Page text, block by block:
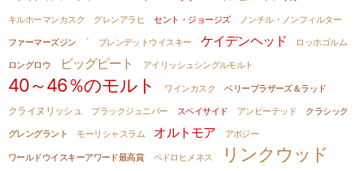
キルホーマンカスク
グレンアラヒ セント・ジョージズ
ノンチル・ノンフィルター
ファーマーズジン
` ブレンデットウイスキー ケイデンヘッド
ロッホゴルム
ロングロウ
ビッグピート アイリッシュシングルモルト
40～46％のモルト ワインカスク ベリーブラザーズ＆ラッド
クライヌリッシュ ブラックジュニパー スペイサイド アンピーテッド
クラシック
グレングラント
モーリシャスラム オルトモア アポジー
ワールドウイスキーアワード最高賞 ペドロヒメネス リンクウッド